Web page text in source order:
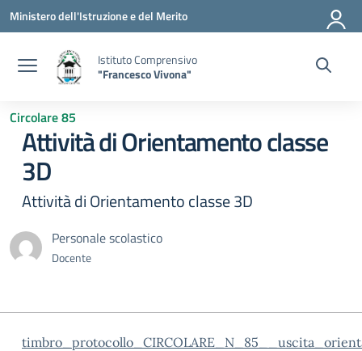
Vai ai contenuti
Vai al menu di navigazione
Vai al footer
Ministero dell'Istruzione e del Merito
Istituto Comprensivo
"Francesco Vivona"
Circolare 85
Attività di Orientamento classe
3D
Attività di Orientamento classe 3D
Personale scolastico
Docente